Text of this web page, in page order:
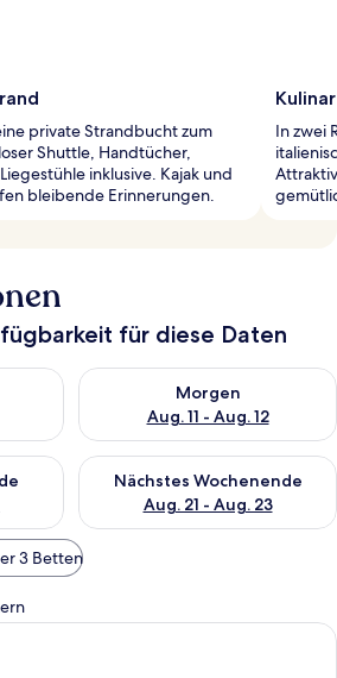
private Strandbucht zum
Shuttle, Handtücher,
inklusive. Kajak und
bleibende Erinnerungen.
In zwei
für diese Daten
für heute Nacht, Aug. 10 - Aug.
Morgen
Aug. 11 - Aug. 12
Überprüfe die Verfügbarkeit
für dieses Wochenende, Aug. 14
Nächstes Wochenende
Aug. 21 - Aug. 23
Überprüfe die Verfügbarkeit
3 Betten
Ein Schlafzimmer mit zwei Betten,